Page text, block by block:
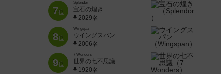
7位
Splendor
宝石の煌き
2029名
8位
Wingspan
ウイングスパン
2006名
9位
7 Wonders
世界の七不思議
1920名